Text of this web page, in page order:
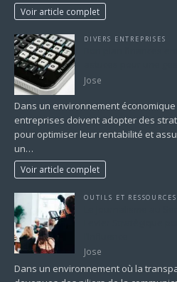
Voir article complet
DIVERS ENTREPRISES
Jose
Dans un environnement
entreprises doivent adopter des
pour optimiser leur rentabilité et
un…
Voir article complet
OUTILS ET RESSOURCES
Jose
Dans un environnement où la